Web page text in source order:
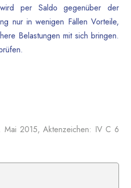
per Saldo gegenüber der
nur in wenigen Fällen Vorteile,
Belastungen mit sich bringen.
Mai 2015, Aktenzeichen: IV C 6